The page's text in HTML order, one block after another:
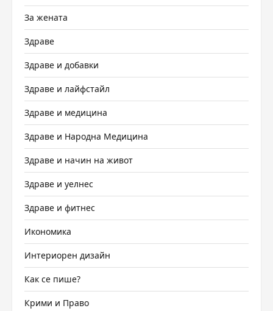
За жената
Здраве
Здраве и добавки
Здраве и лайфстайл
Здраве и медицина
Здраве и Народна Медицина
Здраве и начин на живот
Здраве и уелнес
Здраве и фитнес
Икономика
Интериорен дизайн
Как се пише?
Крими и Право